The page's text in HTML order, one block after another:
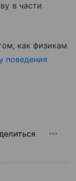
в части
как физикам
поведения